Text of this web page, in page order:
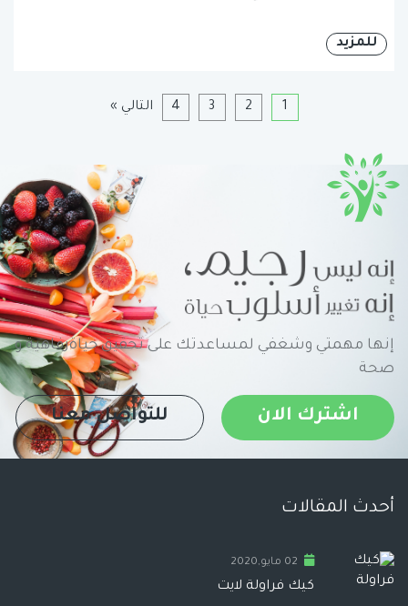
للمزيد
1
2
3
4 التالي »
إنها مهمتي وشغفي لمساعدتك على تحقيق حياةرفاهية و
صحة
اشترك الان للتواصل معنا
أحدث المقالات
02 مايو,2020
كيك فراولة لايت